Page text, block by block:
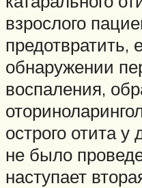
взрослого
предотвратить,
обнаружении
воспаления,
острого отита
не было
наступает